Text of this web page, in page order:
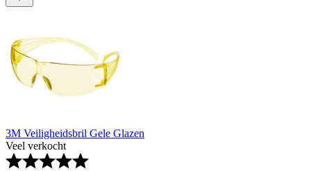
3M Veiligheidsbril Gele Glazen
Veel verkocht